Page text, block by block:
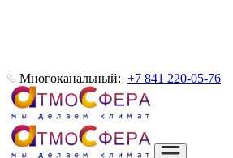
Многоканальный: +7 841 220-05-76